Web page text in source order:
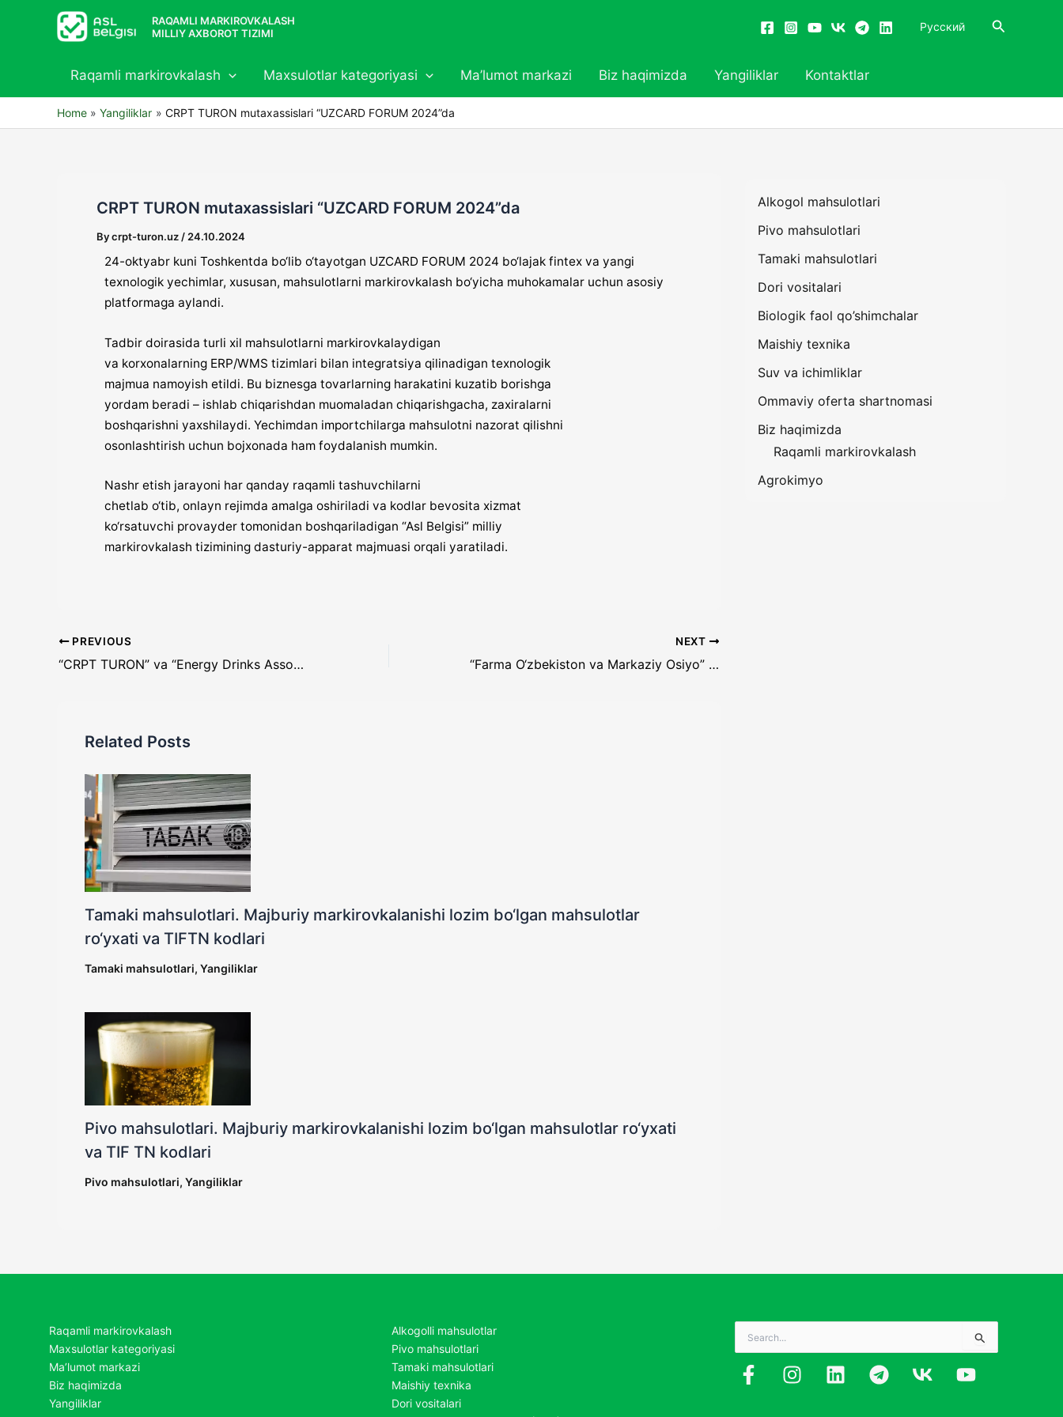
RAQAMLI MARKIROVKALASH
MILLIY AXBOROT TIZIMI
Русский Search
Raqamli markirovkalash Maxsulotlar kategoriyasi Ma’lumot markazi Biz haqimizda Yangiliklar Kontaktlar
Home Yangiliklar CRPT TURON mutaxassislari “UZCARD FORUM 2024”da
CRPT TURON mutaxassislari “UZCARD FORUM 2024”da
Bycrpt-turon.uz / 24.10.2024
24-oktyabr kuni Toshkentda bo‘lib o‘tayotgan UZCARD FORUM 2024 bo‘lajak fintex va yangi
texnologik yechimlar, xususan, mahsulotlarni markirovkalash bo‘yicha muhokamalar uchun asosiy
platformaga aylandi.
Tadbir doirasida turli xil mahsulotlarni markirovkalaydigan
va korxonalarning ERP/WMS tizimlari bilan integratsiya qilinadigan texnologik
majmua namoyish etildi. Bu biznesga tovarlarning harakatini kuzatib borishga
yordam beradi – ishlab chiqarishdan muomaladan chiqarishgacha, zaxiralarni
boshqarishni yaxshilaydi. Yechimdan importchilarga mahsulotni nazorat qilishni
osonlashtirish uchun bojxonada ham foydalanish mumkin.
Nashr etish jarayoni har qanday raqamli tashuvchilarni
chetlab o‘tib, onlayn rejimda amalga oshiriladi va kodlar bevosita xizmat
ko‘rsatuvchi provayder tomonidan boshqariladigan “Asl Belgisi” milliy
markirovkalash tizimining dasturiy-apparat majmuasi orqali yaratiladi.
PREVIOUS
“CRPT TURON” va “Energy Drinks Association” hamkorlik memorandumini imzoladi
NEXT
“Farma O‘zbekiston va Markaziy Osiyo” kongressi – sifat, nazorat va raqamli transformatsiya sari yo‘nalish
Related Posts
Tamaki mahsulotlari. Majburiy markirovkalanishi lozim bo‘lgan mahsulotlar
ro‘yxati va TIFTN kodlari
Tamaki mahsulotlari, Yangiliklar
Pivo mahsulotlari. Majburiy markirovkalanishi lozim bo‘lgan mahsulotlar ro‘yxati
va TIF TN kodlari
Pivo mahsulotlari, Yangiliklar
Alkogol mahsulotlari
Pivo mahsulotlari
Tamaki mahsulotlari
Dori vositalari
Biologik faol qo’shimchalar
Maishiy texnika
Suv va ichimliklar
Ommaviy oferta shartnomasi
Biz haqimizda
Raqamli markirovkalash
Agrokimyo
Raqamli markirovkalash
Maxsulotlar kategoriyasi
Ma’lumot markazi
Biz haqimizda
Yangiliklar
Alkogolli mahsulotlar
Pivo mahsulotlari
Tamaki mahsulotlari
Maishiy texnika
Dori vositalari
Search
for: